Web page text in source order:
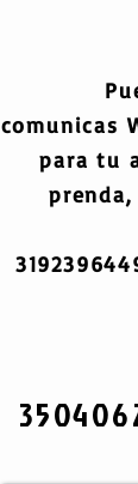
comunicas
para tu